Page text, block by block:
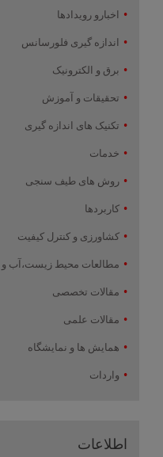
اخبارو رویدادها
اندازه گیری فلورسانس
برق و الکترونیک
تحقیقات و آموزش
تکنیک های اندازه گیری
خدمات
روش های طیف سنجی
کاربردها
کشاورزی و کنترل کیفیت
مطالعات محیط زیست،آب
مقالات تخصصی
مقالات علمی
همایش ها و نمایشگاه
واردات
اطلاعات